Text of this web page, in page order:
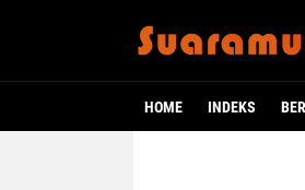
HOME INDEKS